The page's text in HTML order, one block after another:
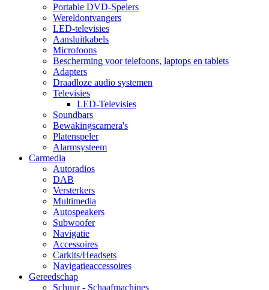
Portable DVD-Spelers
Wereldontvangers
LED-televisies
Aansluitkabels
Microfoons
Bescherming voor telefoons, laptops en tablets
Adapters
Draadloze audio systemen
Televisies
LED-Televisies
Soundbars
Bewakingscamera's
Platenspeler
Alarmsysteem
Carmedia
Autoradios
DAB
Versterkers
Multimedia
Autospeakers
Subwoofer
Navigatie
Accessoires
Carkits/Headsets
Navigatieaccessoires
Gereedschap
Schuur - Schaafmachines